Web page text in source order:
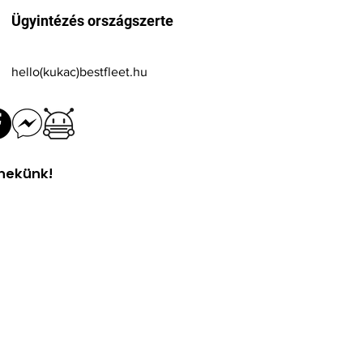
Ügyintézés országszerte
hello(kukac)bestfleet.hu